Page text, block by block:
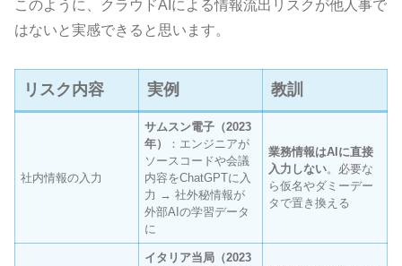
このように、クラウドAIによる情報流出リスクが他人事で
はないと実感できると思います。
リスク内容 実例 教訓
社内情報の入力
サムスン電子（2023
年）
：エンジニアが
ソースコードや会議
内容をChatGPTに入
力 → 社外秘情報が
外部AIの学習データ
に
業務情報はAIに直接
入力しない。必要な
ら仮名やダミーデー
タで置き換える
イタリア当局（2023